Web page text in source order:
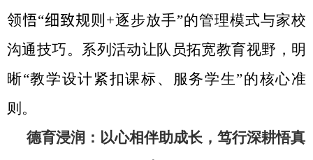
领悟“细致规则 +逐步放手”的管理模式与家校
沟通技巧。系列活动让队员拓宽教育视野，明
晰“教学设计紧扣课标、服务学生”的核心准
则。
德育浸润： 以心相伴助成长，笃行深耕悟真